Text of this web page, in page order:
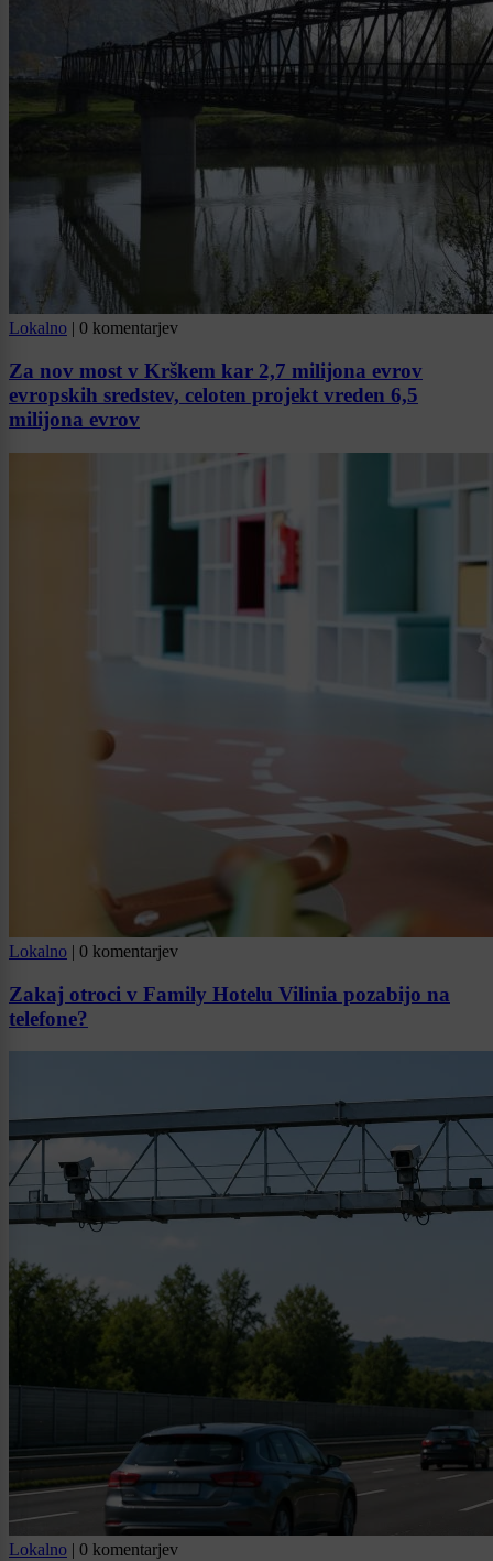
Lokalno | 0 komentarjev
Za nov most v Krškem kar 2,7 milijona evrov
evropskih sredstev, celoten projekt vreden 6,5
milijona evrov
Lokalno | 0 komentarjev
Zakaj otroci v Family Hotelu Vilinia pozabijo na
telefone?
Lokalno | 0 komentarjev